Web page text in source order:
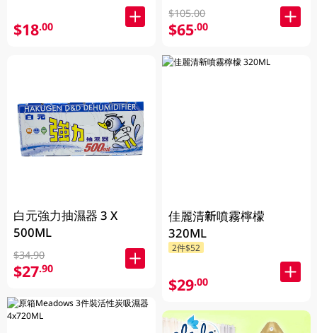
$18.00
白元強力抽濕器 3 X
500ML
$34.90
$27.90
$105.00
$65.00
佳麗清新噴霧檸檬
320ML
2件$52
$29.00